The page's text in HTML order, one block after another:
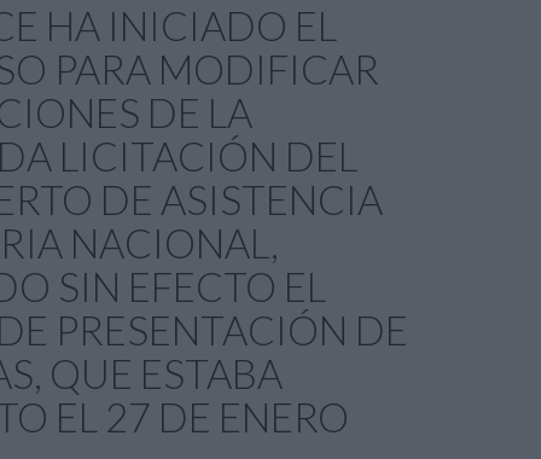
HA INICIADO EL
PARA MODIFICAR
DE LA
LICITACIÓN DEL
DE ASISTENCIA
NACIONAL,
SIN EFECTO EL
PRESENTACIÓN DE
QUE ESTABA
EL 27 DE ENERO